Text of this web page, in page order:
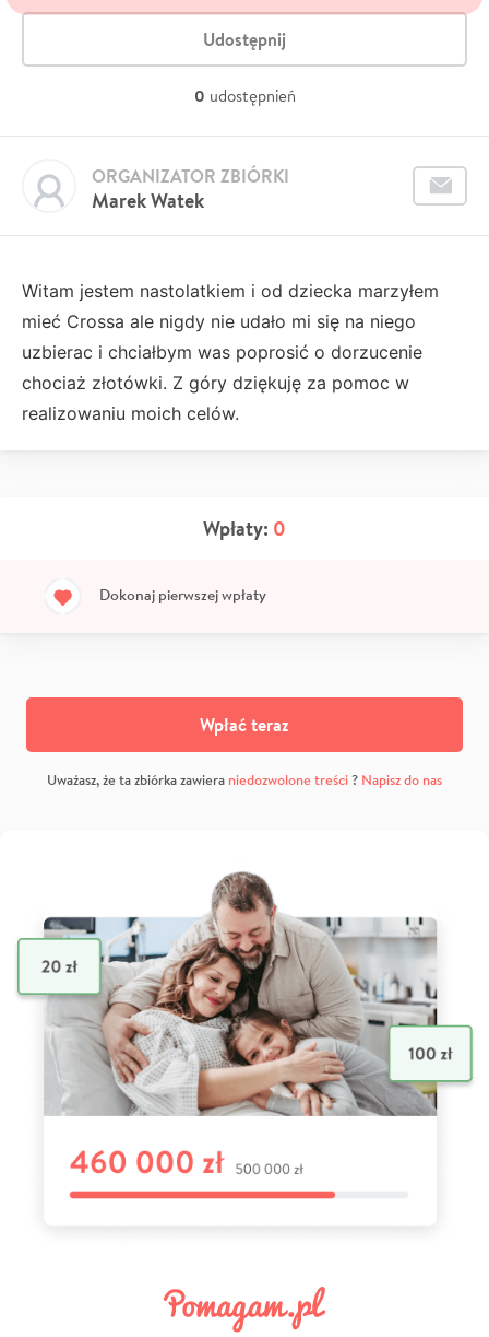
Udostępnij
0 udostępnień
Marek Watek
ORGANIZATOR ZBIÓRKI
Witam jestem nastolatkiem i od dziecka marzyłem
mieć Crossa ale nigdy nie udało mi się na niego
uzbierac i chciałbym was poprosić o dorzucenie
chociaż złotówki. Z góry dziękuję za pomoc w
realizowaniu moich celów.
Wpłaty: 0
Dokonaj pierwszej wpłaty
Wpłać teraz
Uważasz, że ta zbiórka zawiera niedozwolone treści? Napisz do nas